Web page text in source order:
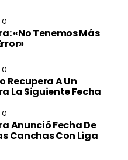
«No Tenemos Más
Recupera A Un
La Siguiente Fecha
Anunció Fecha De
Canchas Con Liga